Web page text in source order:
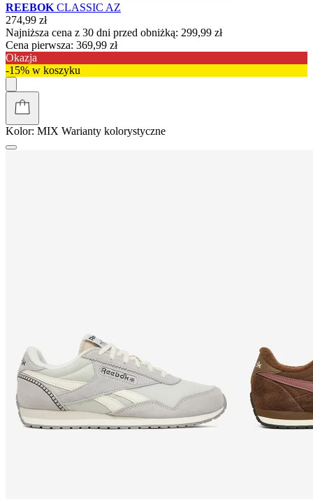
REEBOK CLASSIC AZ
274,99 zł
Najniższa cena z 30 dni przed obniżką: 299,99 zł
Cena pierwsza: 369,99 zł
Okazja
-15% w koszyku
Kolor: MIX Warianty kolorystyczne